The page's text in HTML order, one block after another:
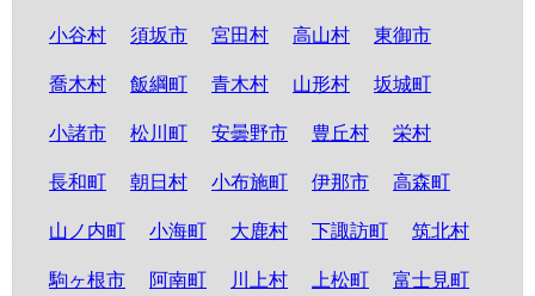
小谷村 須坂市 宮田村 高山村 東御市
喬木村 飯綱町 青木村 山形村 坂城町
小諸市 松川町 安曇野市 豊丘村 栄村
長和町 朝日村 小布施町 伊那市 高森町
山ノ内町 小海町 大鹿村 下諏訪町 筑北村
駒ヶ根市 阿南町 川上村 上松町 富士見町